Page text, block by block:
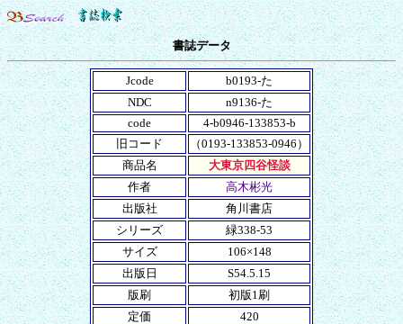
書誌データ
Jcode
b0193-た
NDC
n9136-た
code
4-b0946-133853-b
旧コード
（0193-133853-0946）
商品名
大東京四谷怪談
作者
高木彬光
出版社
角川書店
シリーズ
緑338-53
サイズ
106×148
出版日
S54.5.15
版刷
初版1刷
定価
420